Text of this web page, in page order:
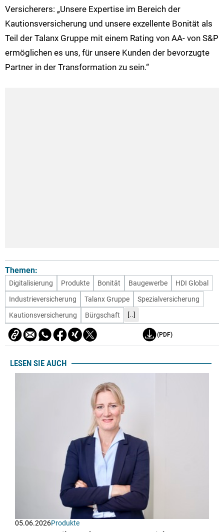
Versicherers: „Unsere Expertise im Bereich der
Kautionsversicherung und unsere exzellente Bonität als
Teil der Talanx Gruppe mit einem Rating von AA- von S&P
ermöglichen es uns, für unsere Kunden der bevorzugte
Partner in der Transformation zu sein.“
Themen:
Digitalisierung Produkte Bonität Baugewerbe
HDI Global
Industrieversicherung
Talanx Gruppe
Spezialversicherung
Kautionsversicherung
Bürgschaft [..]
(PDF)
LESEN SIE AUCH
05.06.2026Produkte